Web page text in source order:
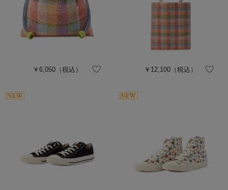
￥6,050 （税込） ￥12,100 （税込）